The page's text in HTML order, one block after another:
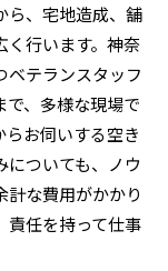
ら、宅地造成、舗
行います。神奈
テランスタッフ
、多様な現場で
お伺いする空き
ついても、ノウ
な費用がかかり
責任を持って仕事